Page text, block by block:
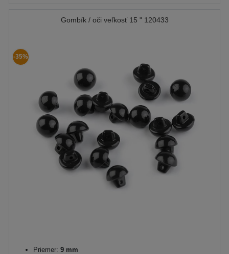
Gombík / oči veľkosť 15 " 120433
-35%
Priemer: 9 mm